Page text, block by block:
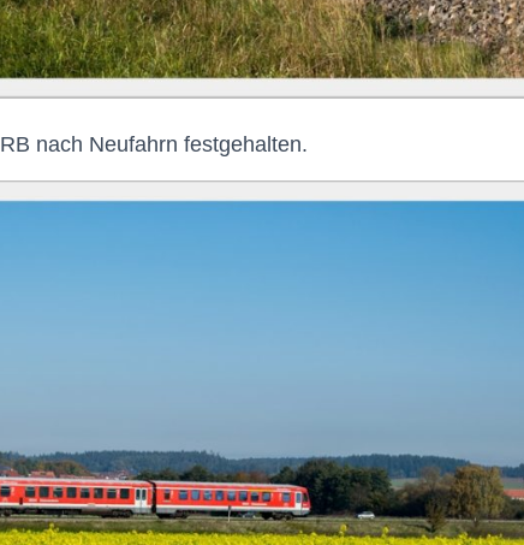
RB nach Neufahrn festgehalten.